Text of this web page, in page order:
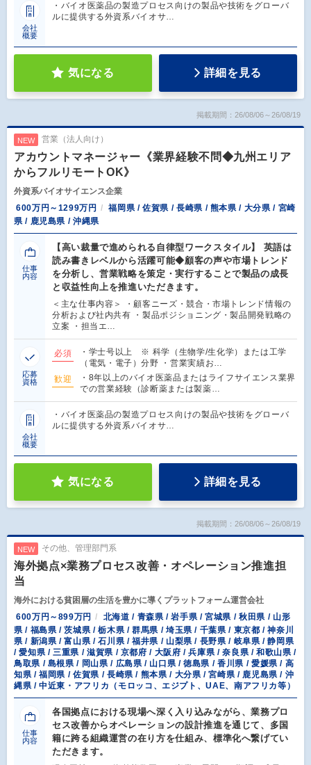
会社
概要
・バイオ医薬品の製造プロセス向けの製品や技術をグローバ
ルに提供する外資系バイオサ…
気になる 詳細を見る
掲載期間：26/08/06～26/08/19
NEW 営業（法人向け）
アカウントマネージャー《業界経験不問◆九州エリア
からフルリモートOK》
外資系バイオサイエンス企業
600万円～1299万円
福岡県 / 佐賀県 / 長崎県 / 熊本県 / 大分県 / 宮崎
県 / 鹿児島県 / 沖縄県
仕事
内容
【高い裁量で進められる自律型ワークスタイル】 英語は
読み書きレベルから活躍可能◆顧客の声や市場トレンド
を分析し、営業戦略を策定・実行することで製品の成長
と収益性向上を推進いただきます。
＜主な仕事内容＞ ・顧客ニーズ・競合・市場トレンド情報の
分析および社内共有 ・製品ポジショニング・製品開発戦略の
立案 ・担当エ…
応募
資格
必須
・学士号以上 ※ 科学（生物学/生化学）または工学
（電気・電子）分野 ・営業実績お…
歓迎
・8年以上のバイオ医薬品またはライフサイエンス業界
での営業経験（診断薬または製薬…
会社
概要
・バイオ医薬品の製造プロセス向けの製品や技術をグローバ
ルに提供する外資系バイオサ…
気になる 詳細を見る
掲載期間：26/08/06～26/08/19
NEW その他、管理部門系
海外拠点×業務プロセス改善・オペレーション推進担
当
海外における貧困層の生活を豊かに導くプラットフォーム運営会社
600万円～899万円
北海道 / 青森県 / 岩手県 / 宮城県 / 秋田県 / 山形
県 / 福島県 / 茨城県 / 栃木県 / 群馬県 / 埼玉県 / 千葉県 / 東京都 / 神奈川
県 / 新潟県 / 富山県 / 石川県 / 福井県 / 山梨県 / 長野県 / 岐阜県 / 静岡県
/ 愛知県 / 三重県 / 滋賀県 / 京都府 / 大阪府 / 兵庫県 / 奈良県 / 和歌山県 /
鳥取県 / 島根県 / 岡山県 / 広島県 / 山口県 / 徳島県 / 香川県 / 愛媛県 / 高
知県 / 福岡県 / 佐賀県 / 長崎県 / 熊本県 / 大分県 / 宮崎県 / 鹿児島県 / 沖
縄県 / 中近東・アフリカ（モロッコ、エジプト、UAE、南アフリカ等）
仕事
内容
各国拠点における現場へ深く入り込みながら、業務プロ
セス改善からオペレーションの設計推進を通じて、多国
籍に跨る組織運営の在り方を仕組み、標準化へ繋げてい
ただきます。